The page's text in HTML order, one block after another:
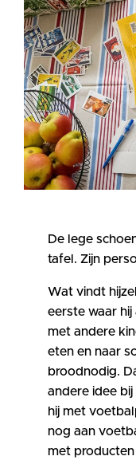
De lege
tafel. Zijn
Wat vindt
eerste waar
met andere
eten en naar
broodnodig.
andere idee
hij met
nog aan
met producten